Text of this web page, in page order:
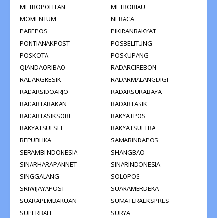
METROPOLITAN
METRORIAU
MOMENTUM
NERACA
PAREPOS
PIKIRANRAKYAT
PONTIANAKPOST
POSBELITUNG
POSKOTA
POSKUPANG
QIANDAORIBAO
RADARCIREBON
RADARGRESIK
RADARMALANGDIGI
RADARSIDOARJO
RADARSURABAYA
RADARTARAKAN
RADARTASIK
RADARTASIKSORE
RAKYATPOS
RAKYATSULSEL
RAKYATSULTRA
REPUBLIKA
SAMARINDAPOS
SERAMBIINDONESIA
SHANGBAO
SINARHARAPANNET
SINARINDONESIA
SINGGALANG
SOLOPOS
SRIWIJAYAPOST
SUARAMERDEKA
SUARAPEMBARUAN
SUMATERAEKSPRES
SUPERBALL
SURYA